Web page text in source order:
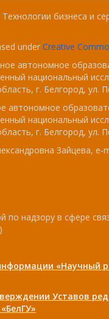
бизнеса и
under Creative
автономное
национальный
г. Белгород, ул.
автономное
национальный
г. Белгород, ул.
Зайцева, e-
по надзору в сфере
«Научный
Уставов